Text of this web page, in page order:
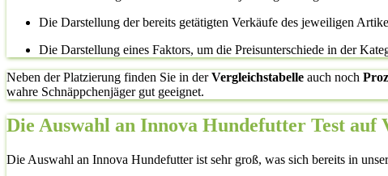
Die Darstellung der bereits getätigten Verkäufe des jeweiligen
Die Darstellung eines Faktors, um die Preisunterschiede in der
Neben der Platzierung finden Sie in derVergleichstabelle auch noch
wahre Schnäppchenjäger gut geeignet.
Die Auswahl an Innova Hundefutter Test auf
Die Auswahl an Innova Hundefutter ist sehr groß, was sich bereits in